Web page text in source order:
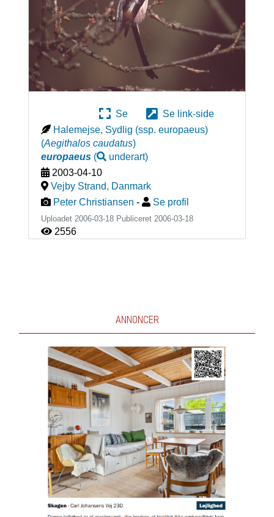
Se
Se link-side
Halemejse, Sydlig (ssp. europaeus)
(Aegithalos caudatus)
europaeus( underart)
2003-04-10
Vejby Strand, Danmark
Peter Christiansen - Se profil
Uploadet 2006-03-18 Publiceret 2006-03-18
2556
ANNONCER